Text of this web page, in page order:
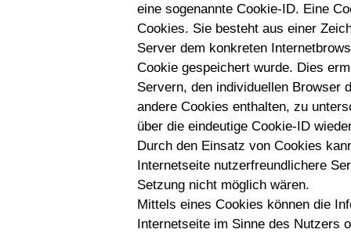
eine sogenannte Cookie-ID. Eine
Cookies. Sie besteht aus einer
Server dem konkreten
Cookie gespeichert wurde. Dies
Servern, den individuellen Browser
andere Cookies enthalten, zu
über die eindeutige Cookie-ID
Durch den Einsatz von Cookies
Internetseite nutzerfreundlichere
Setzung nicht möglich wären.
Mittels eines Cookies können die
Internetseite im Sinne des Nutzers